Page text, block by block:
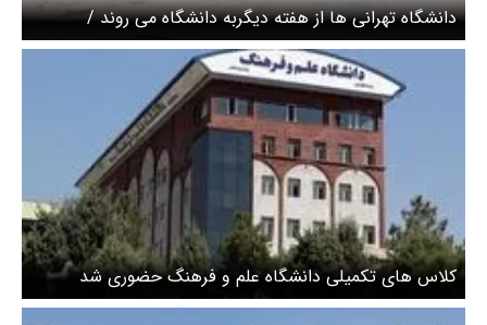
دانشگاه تهرانی ها از هفته دیگربه دانشگاه می روند /
کلاسهای دانشجویان کارشناسی هنوز مجازی است
کلاس های تکمیلی دانشگاه علم و فرهنگ حضوری شد